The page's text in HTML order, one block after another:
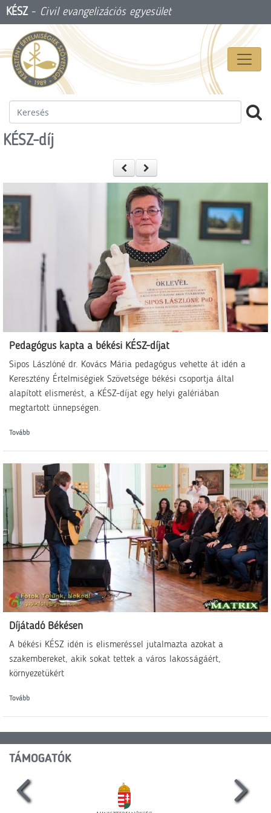
KÉSZ- Civil evangelizációs egyesület
KÉSZ-díj
Pedagógus kapta a békési KÉSZ-díjat
Sipos Lászlóné dr. Kovács Mária pedagógus vehette át idén a
Keresztény Értelmiségiek Szövetsége békési csoportja által
alapított elismerést, a KÉSZ-díjat egy helyi galériában
megtartott ünnepségen.
Tovább
Díjátadó Békésen
A békési KÉSZ idén is elismeréssel jutalmazta azokat a
szakembereket, akik sokat tettek a város lakosságáért,
környezetükért
Tovább
TÁMOGATÓK